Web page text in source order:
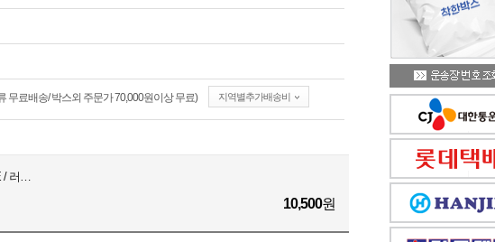
무료배송/ 박스외 주문가 70,000원이상 무료) 지역별추가배송비
AL3545 / 35 x 45 + 4 / 항균LDPE / 러블리핑크 / 100장
10,500원